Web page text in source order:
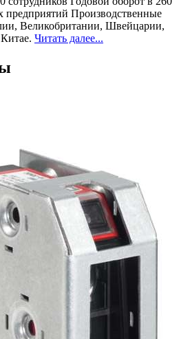
Производственные
Великобритании, Швейцарии,
Читать далее...